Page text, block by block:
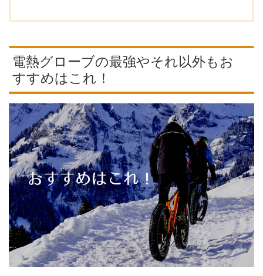
電熱グローブの最強やそれ以外もお
すすめはこれ！